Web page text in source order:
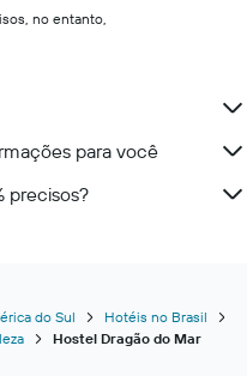
no entanto,
para você
precisos?
do Sul
Hotéis no Brasil
Hostel Dragão do Mar